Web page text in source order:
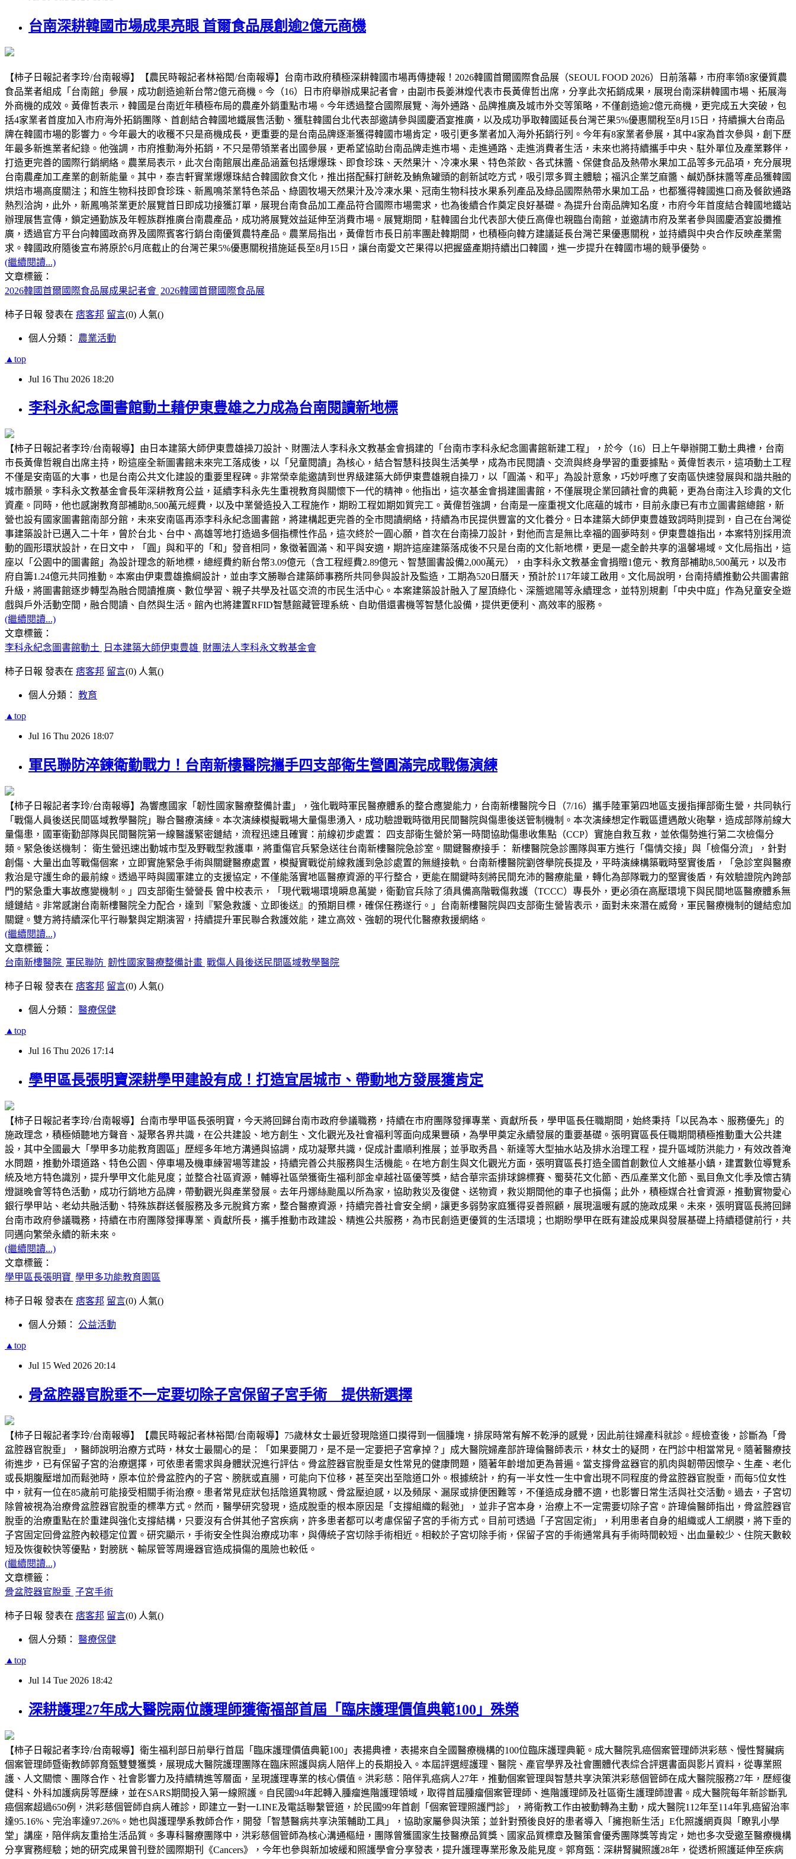
台南深耕韓國市場成果亮眼 首爾食品展創逾2億元商機
【柿子日報記者李玲/台南報導】【農民時報記者林裕閎/台南報導】台南市政府積極深耕韓國市場再傳捷報！2026韓國首爾國際食品展（SEOUL FOOD 2026）日前落幕，市府率領8家優質農
食品業者組成「台南館」參展，成功創造逾新台幣2億元商機。今（16）日市府舉辦成果記者會，由副市長姜淋煌代表市長黃偉哲出席，分享此次拓銷成果，展現台南深耕韓國市場、拓展海
外商機的成效。黃偉哲表示，韓國是台南近年積極布局的農產外銷重點市場。今年透過整合國際展覽、海外通路、品牌推廣及城市外交等策略，不僅創造逾2億元商機，更完成五大突破，包
括4家業者首度加入市府海外拓銷團隊、首創結合韓國地鐵展售活動、獲駐韓國台北代表部邀請參與國慶酒宴推廣，以及成功爭取韓國延長台灣芒果5%優惠關稅至8月15日，持續擴大台南品
牌在韓國市場的影響力。今年最大的收穫不只是商機成長，更重要的是台南品牌逐漸獲得韓國市場肯定，吸引更多業者加入海外拓銷行列。今年有8家業者參展，其中4家為首次參與，創下歷
年最多新進業者紀錄。他強調，市府推動海外拓銷，不只是帶領業者出國參展，更希望協助台南品牌走進市場、走進通路、走進消費者生活，未來也將持續攜手中央、駐外單位及產業夥伴，
打造更完善的國際行銷網絡。農業局表示，此次台南館展出產品涵蓋包括爆爆珠、即食珍珠、天然果汁、冷凍水果、特色茶飲、各式抹醬、保健食品及熱帶水果加工品等多元品項，充分展現
台南農產加工產業的創新能量。其中，泰吉軒實業爆爆珠結合韓國飲食文化，推出搭配蘇打餅乾及鮪魚罐頭的創新試吃方式，吸引眾多買主體驗；福汎企業芝麻醬、鹹奶酥抹醬等產品獲韓國
烘焙市場高度關注；和旌生物科技即食珍珠、新鳳鳴茶業特色茶品、綠園牧場天然果汁及冷凍水果、冠南生物科技水果系列產品及綠品國際熱帶水果加工品，也都獲得韓國進口商及餐飲通路
熱烈洽詢，此外，新鳳鳴茶業更於展覽首日即成功接獲訂單，展現台南食品加工產品符合國際市場需求，也為後續合作奠定良好基礎。為提升台南品牌知名度，市府今年首度結合韓國地鐵站
辦理展售宣傳，鎖定通勤族及年輕族群推廣台南農產品，成功將展覽效益延伸至消費市場。展覽期間，駐韓國台北代表部大使丘高偉也親臨台南館，並邀請市府及業者參與國慶酒宴設攤推
廣，透過官方平台向韓國政商界及國際賓客行銷台南優質農特產品。農業局指出，黃偉哲市長日前率團赴韓期間，也積極向韓方建議延長台灣芒果優惠關稅，並持續與中央合作反映產業需
求。韓國政府隨後宣布將原於6月底截止的台灣芒果5%優惠關稅措施延長至8月15日，讓台南愛文芒果得以把握盛產期持續出口韓國，進一步提升在韓國市場的競爭優勢。
(繼續閱讀...)
文章標籤：
2026韓國首爾國際食品展成果記者會 2026韓國首爾國際食品展
柿子日報 發表在 痞客邦 留言(0) 人氣()
個人分類： 農業活動
▲top
Jul 16 Thu 2026 18:20
李科永紀念圖書館動土藉伊東豊雄之力成為台南閱讀新地標
【柿子日報記者李玲/台南報導】由日本建築大師伊東豊雄操刀設計、財團法人李科永文教基金會捐建的「台南市李科永紀念圖書館新建工程」，於今（16）日上午舉辦開工動土典禮，台南
市長黃偉哲親自出席主持，盼這座全新圖書館未來完工落成後，以「兒童閱讀」為核心，結合智慧科技與生活美學，成為市民閱讀、交流與終身學習的重要據點。黃偉哲表示，這項動土工程
不僅是安南區的大事，也是台南公共文化建設的重要里程碑。非常榮幸能邀請到世界級建築大師伊東豊雄親自操刀，以「圓滿、和平」為設計意象，巧妙呼應了安南區快速發展與和諧共融的
城市願景。李科永文教基金會長年深耕教育公益，延續李科永先生重視教育與關懷下一代的精神。他指出，這次基金會捐建圖書館，不僅展現企業回饋社會的典範，更為台南注入珍貴的文化
資產。同時，他也感謝教育部補助8,500萬元經費，以及中業營造投入工程施作，期盼工程如期如質完工。黃偉哲強調，台南是一座重視文化底蘊的城市，目前永康已有市立圖書館總館，新
營也設有國家圖書館南部分館，未來安南區再添李科永紀念圖書館，將建構起更完善的全市閱讀網絡，持續為市民提供豐富的文化養分。日本建築大師伊東豊雄致詞時則提到，自己在台灣從
事建築設計已邁入二十年，曾於台北、台中、高雄等地打造過多個指標性作品，這次終於一圓心願，首次在台南操刀設計，對他而言是無比幸福的圓夢時刻。伊東豊雄指出，本案特別採用流
動的圓形環狀設計，在日文中，「圓」與和平的「和」發音相同，象徵著圓滿、和平與安適，期許這座建築落成後不只是台南的文化新地標，更是一處全齡共享的溫馨場域。文化局指出，這
座以「公園中的圖書館」為設計理念的新地標，總經費約新台幣3.09億元（含工程經費2.89億元、智慧圖書設備2,000萬元），由李科永文教基金會捐贈1億元、教育部補助8,500萬元，以及市
府自籌1.24億元共同推動。本案由伊東豊雄擔綱設計，並由李文勝聯合建築師事務所共同參與設計及監造，工期為520日曆天，預計於117年竣工啟用。文化局說明，台南持續推動公共圖書館
升級，將圖書館逐步轉型為融合閱讀推廣、數位學習、親子共學及社區交流的市民生活中心。本案建築設計融入了屋頂綠化、深簷遮陽等永續理念，並特別規劃「中央中庭」作為兒童安全遊
戲與戶外活動空間，融合閱讀、自然與生活。館內也將建置RFID智慧館藏管理系統、自助借還書機等智慧化設備，提供更便利、高效率的服務。
(繼續閱讀...)
文章標籤：
李科永紀念圖書館動土
日本建築大師伊東豊雄 財團法人李科永文教基金會
柿子日報 發表在 痞客邦 留言(0) 人氣()
個人分類： 教育
▲top
Jul 16 Thu 2026 18:07
軍民聯防淬鍊衛勤戰力！台南新樓醫院攜手四支部衛生營圓滿完成戰傷演練
【柿子日報記者李玲/台南報導】為響應國家「韌性國家醫療整備計畫」，強化戰時軍民醫療體系的整合應變能力，台南新樓醫院今日（7/16）攜手陸軍第四地區支援指揮部衛生營，共同執行
「戰傷人員後送民間區域教學醫院」聯合醫療演練。本次演練模擬戰場大量傷患湧入，成功驗證戰時徵用民間醫院與傷患後送管制機制。本次演練想定作戰區遭遇敵火砲擊，造成部隊前線大
量傷患，國軍衛勤部隊與民間醫院第一線醫護緊密鏈結，流程迅速且確實：前線初步處置： 四支部衛生營於第一時間協助傷患收集點（CCP）實施自救互救，並依傷勢進行第二次檢傷分
類。緊急後送機制： 衛生營迅速出動城市型及野戰型救護車，將重傷官兵緊急送往台南新樓醫院急診室。關鍵醫療接手： 新樓醫院急診團隊與軍方進行「傷情交接」與「檢傷分流」，針對
創傷、大量出血等戰傷個案，立即實施緊急手術與關鍵醫療處置，模擬實戰從前線救護到急診處置的無縫接軌。台南新樓醫院劉啓擧院長提及，平時演練構築戰時堅實後盾，「急診室與醫療
救治是守護生命的最前線。透過平時與國軍建立的支援協定，不僅能落實地區醫療資源的平行整合，更能在關鍵時刻將民間充沛的醫療能量，轉化為部隊戰力的堅實後盾，有效驗證院內跨部
門的緊急重大事故應變機制。」四支部衛生營營長 曾中校表示，「現代戰場環境瞬息萬變，衛勤官兵除了須具備高階戰傷救護（TCCC）專長外，更必須在高壓環境下與民間地區醫療體系無
縫鏈結。非常感謝台南新樓醫院全力配合，達到『緊急救護、立即後送』的預期目標，確保任務遂行。」台南新樓醫院與四支部衛生營皆表示，面對未來潛在威脅，軍民醫療機制的鏈結愈加
關鍵。雙方將持續深化平行聯繫與定期演習，持續提升軍民聯合救護效能，建立高效、強韌的現代化醫療救援網絡。
(繼續閱讀...)
文章標籤：
台南新樓醫院 軍民聯防 韌性國家醫療整備計畫 戰傷人員後送民間區域教學醫院
柿子日報 發表在 痞客邦 留言(0) 人氣()
個人分類： 醫療保健
▲top
Jul 16 Thu 2026 17:14
學甲區長張明寶深耕學甲建設有成！打造宜居城市、帶動地方發展獲肯定
【柿子日報記者李玲/台南報導】台南市學甲區長張明寶，今天將回歸台南市政府參議職務，持續在市府團隊發揮專業、貢獻所長，學甲區長任職期間，始終秉持「以民為本、服務優先」的
施政理念，積極傾聽地方聲音、凝聚各界共識，在公共建設、地方創生、文化觀光及社會福利等面向成果豐碩，為學甲奠定永續發展的重要基礎。張明寶區長任職期間積極推動重大公共建
設，其中全國最大「學甲多功能教育園區」歷經多年地方溝通與協調，成功凝聚共識，促成計畫順利推展；並爭取秀昌、新達等大型抽水站及排水治理工程，提升區域防洪能力，有效改善淹
水問題，推動外環道路、特色公園、停車場及機車練習場等建設，持續完善公共服務與生活機能。在地方創生與文化觀光方面，張明寶區長打造全國首創數位人文維基小鎮，建置數位導覽系
統及地方特色識別，提升學甲文化能見度；並整合社區資源，輔導社區榮獲衛生福利部金卓越社區優等獎，結合華宗盃排球錦標賽、蜀葵花文化節、西瓜產業文化節、虱目魚文化季及懷古猜
燈謎晚會等特色活動，成功行銷地方品牌，帶動觀光與產業發展。去年丹娜絲颱風以所為家，協助救災及復健、送物資，救災期間他的車子也損傷；此外，積極媒合社會資源，推動實物愛心
銀行學甲站、老幼共融活動、特殊族群送餐服務及多元脫貧方案，整合醫療資源，持續完善社會安全網，讓更多弱勢家庭獲得妥善照顧，展現溫暖有感的施政成果。未來，張明寶區長將回歸
台南市政府參議職務，持續在市府團隊發揮專業、貢獻所長，攜手推動市政建設、精進公共服務，為市民創造更優質的生活環境；也期盼學甲在既有建設成果與發展基礎上持續穩健前行，共
同邁向繁榮永續的新未來。
(繼續閱讀...)
文章標籤：
學甲區長張明寶 學甲多功能教育園區
柿子日報 發表在 痞客邦 留言(0) 人氣()
個人分類： 公益活動
▲top
Jul 15 Wed 2026 20:14
骨盆腔器官脫垂不一定要切除子宮保留子宮手術 提供新選擇
【柿子日報記者李玲/台南報導】【農民時報記者林裕閎/台南報導】75歲林女士最近發現陰道口摸得到一個腫塊，排尿時常有解不乾淨的感覺，因此前往婦產科就診。經檢查後，診斷為「骨
盆腔器官脫垂」，醫師說明治療方式時，林女士最關心的是：「如果要開刀，是不是一定要把子宮拿掉？」成大醫院婦產部許瑋倫醫師表示，林女士的疑問，在門診中相當常見。隨著醫療技
術進步，已有保留子宮的治療選擇，可依患者需求與身體狀況進行評估。骨盆腔器官脫垂是女性常見的健康問題，隨著年齡增加更為普遍。當支撐骨盆器官的肌肉與韌帶因懷孕、生產、老化
或長期腹壓增加而鬆弛時，原本位於骨盆腔內的子宮、膀胱或直腸，可能向下位移，甚至突出至陰道口外。根據統計，約有一半女性一生中會出現不同程度的骨盆腔器官脫垂，而每5位女性
中，就有一位在85歲前可能接受相關手術治療。患者常見症狀包括陰道異物感、骨盆壓迫感，以及頻尿、漏尿或排便困難等，不僅造成身體不適，也影響日常生活與社交活動。過去，子宮切
除曾被視為治療骨盆腔器官脫垂的標準方式。然而，醫學研究發現，造成脫垂的根本原因是「支撐組織的鬆弛」，並非子宮本身，治療上不一定需要切除子宮。許瑋倫醫師指出，骨盆腔器官
脫垂的治療重點在於重建與強化支撐結構，只要沒有合併其他子宮疾病，許多患者都可以考慮保留子宮的手術方式。目前可透過「子宮固定術」，利用患者自身的組織或人工網膜，將下垂的
子宮固定回骨盆腔內較穩定位置。研究顯示，手術安全性與治療成功率，與傳統子宮切除手術相近。相較於子宮切除手術，保留子宮的手術通常具有手術時間較短、出血量較少、住院天數較
短及恢復較快等優點，對膀胱、輸尿管等周邊器官造成損傷的風險也較低。
(繼續閱讀...)
文章標籤：
骨盆腔器官脫垂 子宮手術
柿子日報 發表在 痞客邦 留言(0) 人氣()
個人分類： 醫療保健
▲top
Jul 14 Tue 2026 18:42
深耕護理27年成大醫院兩位護理師獲衛福部首屆「臨床護理價值典範100」殊榮
【柿子日報記者李玲/台南報導】衛生福利部日前舉行首屆「臨床護理價值典範100」表揚典禮，表揚來自全國醫療機構的100位臨床護理典範。成大醫院乳癌個案管理師洪彩慈、慢性腎臟病
個案管理師暨衛教師郭育甄雙雙獲獎，展現成大醫院護理團隊在臨床照護與病人陪伴上的長期投入。本屆評選經護理、醫院、產官學界及社會團體代表綜合評選書面與影片資料，從專業照
護、人文關懷、團隊合作、社會影響力及持續精進等層面，呈現護理專業的核心價值。洪彩慈：陪伴乳癌病人27年，推動個案管理與智慧共享決策洪彩慈個管師在成大醫院服務27年，歷經復
健科、外科加護病房等歷練，並在SARS期間投入第一線照護。自民國94年起轉入腫瘤進階護理領域，取得首屆腫瘤個案管理師、進階護理師及社區衛生護理師證書。成大醫院每年新診斷乳
癌個案超過650例，洪彩慈個管師自病人確診，即建立一對一LINE及電話聯繫管道，於民國99年首創「個案管理照護門診」，將衛教工作由被動轉為主動，成大醫院112年至114年乳癌留治率
達95.16%、完治率達97.26%。她也與護理學系教師合作，開發「智慧醫病共享決策輔助工具」，協助家屬參與決策；並針對預後良好的患者導入「擁抱新生活」E化照護網頁與「瞭乳小學
堂」講座，陪伴病友重拾生活品質。多專科醫療團隊中，洪彩慈個管師為核心溝通樞紐，團隊曾獲國家生技醫療品質獎、國家品質標章及醫策會優秀團隊獎等肯定，她也多次受邀至醫療機構
分享實務經驗；她的研究成果曾刊登於國際期刊《Cancers》，今年也參與新加坡緩和照護學會分享發表，提升護理專業形象及能見度。郭育甄：深耕腎臟照護28年，從透析照護延伸至疾病